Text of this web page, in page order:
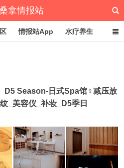
拿情报站
情报站App 水疗养生
D5 Season-日式Spa馆♀减压放
_美容仪_补妆_D5季日